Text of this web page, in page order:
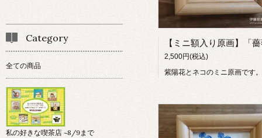
2,500円(税込)
紫陽花とネコのミニ原画です。
Category
全ての商品
私の好きな喫茶店 ~8/9まで